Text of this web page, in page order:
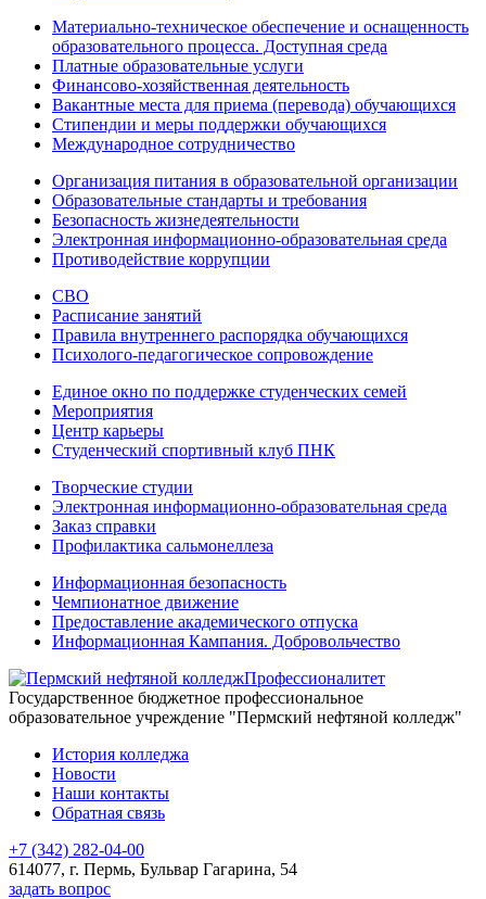
Материально-техническое обеспечение и оснащенность
образовательного процесса. Доступная среда
Платные образовательные услуги
Финансово-хозяйственная деятельность
Вакантные места для приема (перевода) обучающихся
Стипендии и меры поддержки обучающихся
Международное сотрудничество
Организация питания в образовательной организации
Образовательные стандарты и требования
Безопасность жизнедеятельности
Электронная информационно-образовательная среда
Противодействие коррупции
СВО
Расписание занятий
Правила внутреннего распорядка обучающихся
Психолого-педагогическое сопровождение
Единое окно по поддержке студенческих семей
Мероприятия
Центр карьеры
Студенческий спортивный клуб ПНК
Творческие студии
Электронная информационно-образовательная среда
Заказ справки
Профилактика сальмонеллеза
Информационная безопасность
Чемпионатное движение
Предоставление академического отпуска
Информационная Кампания. Добровольчество
Профессионалитет
Государственное бюджетное профессиональное
образовательное учреждение "Пермский нефтяной колледж"
История колледжа
Новости
Наши контакты
Обратная связь
+7 (342) 282-04-00
614077, г. Пермь, Бульвар Гагарина, 54
задать вопрос